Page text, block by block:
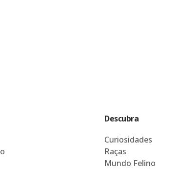
Descubra
Curiosidades
Raças
Mundo Felino